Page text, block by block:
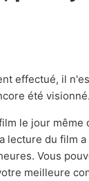
effectué, il
été visionné.
le jour même
du film
Vous
meilleure